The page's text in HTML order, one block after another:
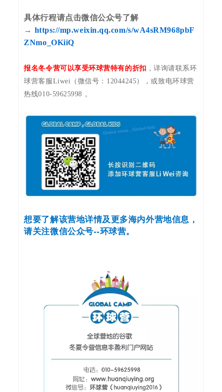
具体行程请点击微信公众号了解
→ https://mp.weixin.qq.com/s/wA4sRM968pbF
ZNmo_OKiiQ
报名冬令营可以享受环球营特有的折扣 ，详询请联系环
球营客服Liwei（微信号：12044245），或致电环球营
热线010-59625998 。
想要了解该营地详情及更多海内外营地信息，
请关注微信公众号--环球营。